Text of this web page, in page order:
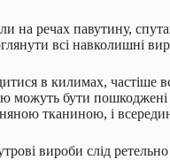
на речах павутину,
всі навколишні
в килимах, частіше
можуть бути пошкоджені
тканиною, і
вироби слід